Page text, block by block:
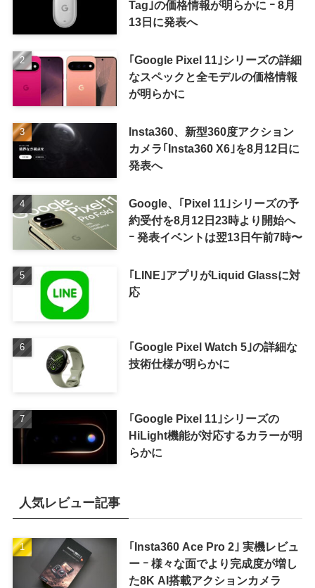
Tag｣の価格情報が明らかに ｰ 8月
13日に発表へ
｢Google Pixel 11｣シリーズの詳細
なスペックと全モデルの価格情報
が明らかに
Insta360、新型360度アクション
カメラ｢Insta360 X6｣を8月12日に
発表へ
Google、｢Pixel 11｣シリーズの予
約受付を8月12日23時より開始へ
ｰ 発表イベントは翌13日午前7時〜
｢LINE｣アプリがLiquid Glassに対
応
｢Google Pixel Watch 5｣の詳細な
技術仕様が明らかに
｢Google Pixel 11｣シリーズの
HiLight機能が対応するカラーが明
らかに
人気レビュー記事
｢Insta360 Ace Pro 2｣ 実機レビュ
ー ｰ 様々な面でより完成度が増し
た8K AI搭載アクションカメラ